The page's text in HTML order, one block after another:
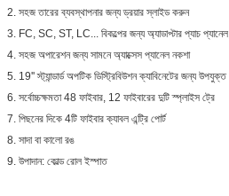
2. সহজ তারের ব্যবস্থাপনার জন্য ড্রয়ার স্লাইড করুন
3. FC, SC, ST, LC... বিকল্পের জন্য অ্যাডাপ্টার প্যাচ
4. সহজ অপারেশন জন্য সামনে অ্যাক্সেস প্যানেল নকশা
5. 19'' স্ট্যান্ডার্ড অপটিক ডিস্ট্রিবিউশন ক্যাবিনেটের জন্য উপযুক্ত
6. সর্বোচ্চক্ষমতা 48 ফাইবার, 12 ফাইবারের দুটি স্প্লাইস ট্রে
7. পিছনের দিকে 4টি ফাইবার ক্যাবল এন্ট্রি পোর্ট
8. সাদা বা কালো রঙ
9. উপাদান: কোল্ড রোল ইস্পাত